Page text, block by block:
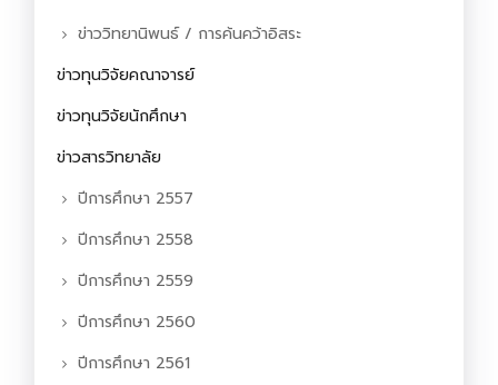
ข่าววิทยานิพนธ์ / การค้นคว้าอิสระ
ข่าวทุนวิจัยคณาจารย์
ข่าวทุนวิจัยนักศึกษา
ข่าวสารวิทยาลัย
ปีการศึกษา 2557
ปีการศึกษา 2558
ปีการศึกษา 2559
ปีการศึกษา 2560
ปีการศึกษา 2561